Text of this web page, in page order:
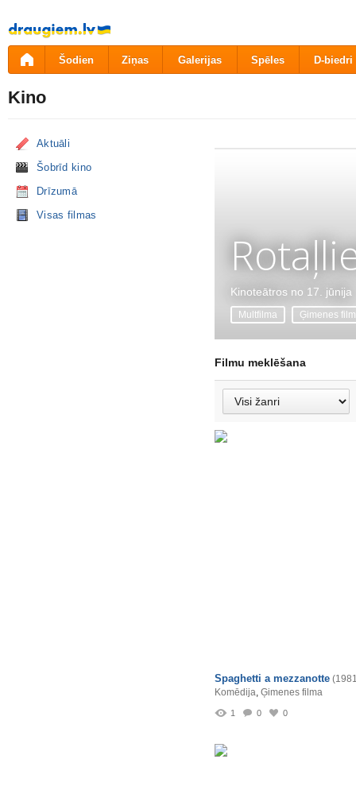
Pāriet
uz
saturu
Šodien Ziņas Galerijas Spēles D-biedri
Kino
Aktuāli
Šobrīd kino
Drīzumā
Visas filmas
Kinoteātros no 17. jūnija
Multfilma Ģimenes
Filmu meklēšana
Spaghetti a mezzanotte
Komēdija, Ģimenes filma
1 0 0